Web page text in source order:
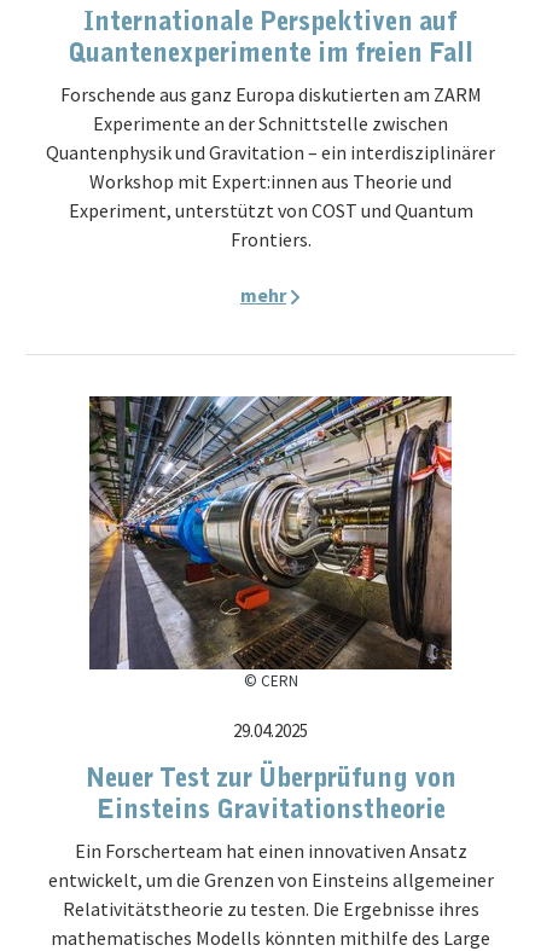
Internationale Perspektiven auf
Quantenexperimente im freien Fall
Forschende aus ganz Europa diskutierten am ZARM
Experimente an der Schnittstelle zwischen
Quantenphysik und Gravitation – ein interdisziplinärer
Workshop mit Expert:innen aus Theorie und
Experiment, unterstützt von COST und Quantum
Frontiers.
mehr
© CERN
29.04.2025
Neuer Test zur Überprüfung von
Einsteins Gravitationstheorie
Ein Forscherteam hat einen innovativen Ansatz
entwickelt, um die Grenzen von Einsteins allgemeiner
Relativitätstheorie zu testen. Die Ergebnisse ihres
mathematisches Modells könnten mithilfe des Large